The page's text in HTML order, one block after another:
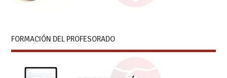
FORMACIÓN DEL PROFESORADO